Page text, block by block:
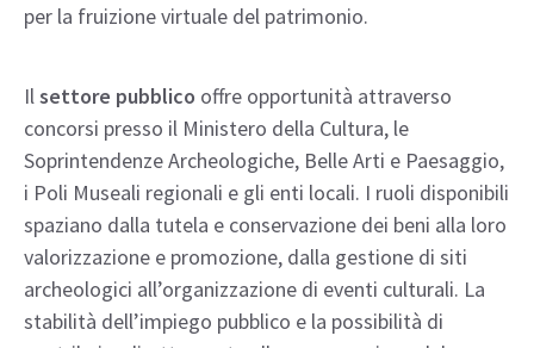
per la fruizione virtuale del patrimonio.
Ilsettore pubblico offre opportunità attraverso
concorsi presso il Ministero della Cultura, le
Soprintendenze Archeologiche, Belle Arti e Paesaggio,
i Poli Museali regionali e gli enti locali. I ruoli disponibili
spaziano dalla tutela e conservazione dei beni alla loro
valorizzazione e promozione, dalla gestione di siti
archeologici all’organizzazione di eventi culturali. La
stabilità dell’impiego pubblico e la possibilità di